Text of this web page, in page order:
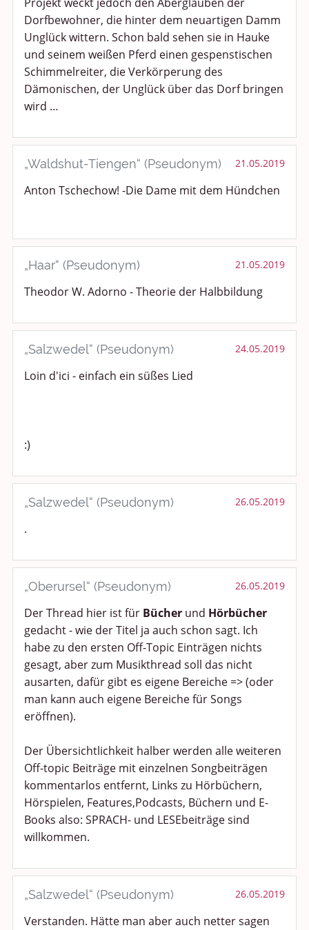
Dorfbewohner, die hinter dem neuartigen Damm
Unglück wittern. Schon bald sehen sie in Hauke
und seinem weißen Pferd einen gespenstischen
Schimmelreiter, die Verkörperung des
Dämonischen, der Unglück über das Dorf bringen
wird …
„Waldshut-Tiengen“ (Pseudonym) 21.05.2019
Anton Tschechow! -Die Dame mit dem Hündchen
„Haar“ (Pseudonym) 21.05.2019
Theodor W. Adorno - Theorie der Halbbildung
„Salzwedel“ (Pseudonym) 24.05.2019
Loin d'ici - einfach ein süßes Lied
:)
„Salzwedel“ (Pseudonym) 26.05.2019
.
„Oberursel“ (Pseudonym) 26.05.2019
Der Thread hier ist für Bücher und Hörbücher
gedacht - wie der Titel ja auch schon sagt. Ich
habe zu den ersten Off-Topic Einträgen nichts
gesagt, aber zum Musikthread soll das nicht
ausarten, dafür gibt es eigene Bereiche => (oder
man kann auch eigene Bereiche für Songs
eröffnen).
Der Übersichtlichkeit halber werden alle weiteren
Off-topic Beiträge mit einzelnen Songbeiträgen
kommentarlos entfernt, Links zu Hörbüchern,
Hörspielen, Features,Podcasts, Büchern und E-
Books also: SPRACH- und LESEbeiträge sind
willkommen.
„Salzwedel“ (Pseudonym) 26.05.2019
Verstanden. Hätte man aber auch netter sagen